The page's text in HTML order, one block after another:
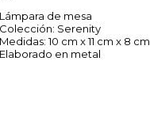
Lámpara de mesa
Colección: Serenity
Medidas: 10 cm x 11 cm x 8 cm
Elaborado en metal